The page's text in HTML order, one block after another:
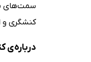
سمت‌های
کنشگری و
درباره‌ی